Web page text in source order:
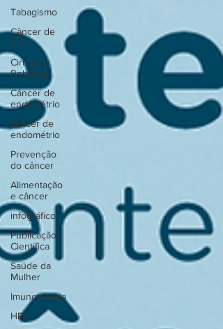
Tabagismo
Câncer de
Rim
Cirurgia
Robótica
Câncer de
endométrio
câncer de
endométrio
Prevenção
do câncer
Alimentação
e câncer
infográfico
Publicação
Científica
Saúde da
Mulher
Imunoterapia
HPV